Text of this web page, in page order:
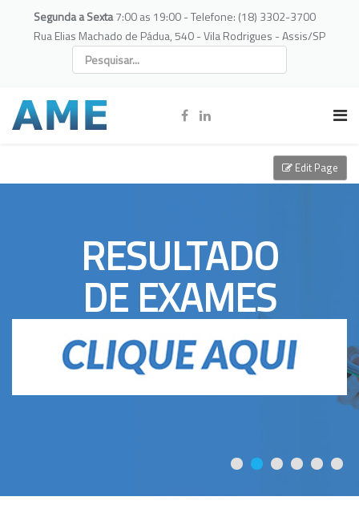
Segunda a Sexta7:00 as 19:00 - Telefone: (18) 3302-3700
Rua Elias Machado de Pádua, 540 - Vila Rodrigues - Assis/SP
RESULTADO
DE EXAMES
Edit Page